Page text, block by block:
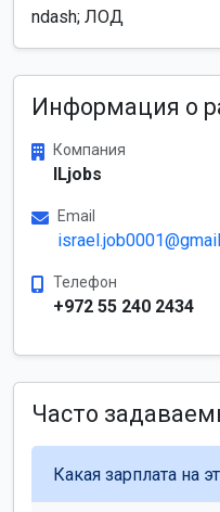
ndash; ЛОД
Информация о
Компания
ILjobs
Email
Телефон
+972 55 240 2434
Часто
Какая зарплата на